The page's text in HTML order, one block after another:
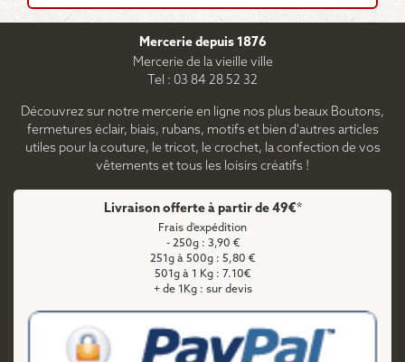
Mercerie depuis 1876
Mercerie de la vieille ville
Tel : 03 84 28 52 32
Découvrez sur notre mercerie en ligne nos plus beaux Boutons,
fermetures éclair, biais, rubans, motifs et bien d'autres articles
utiles pour la couture, le tricot, le crochet, la confection de vos
vêtements et tous les loisirs créatifs !
Livraison offerte à partir de 49€*
Frais d'expédition
- 250g : 3,90 €
251g à 500g : 5,80 €
501g à 1 Kg : 7.10€
+ de 1Kg : sur devis